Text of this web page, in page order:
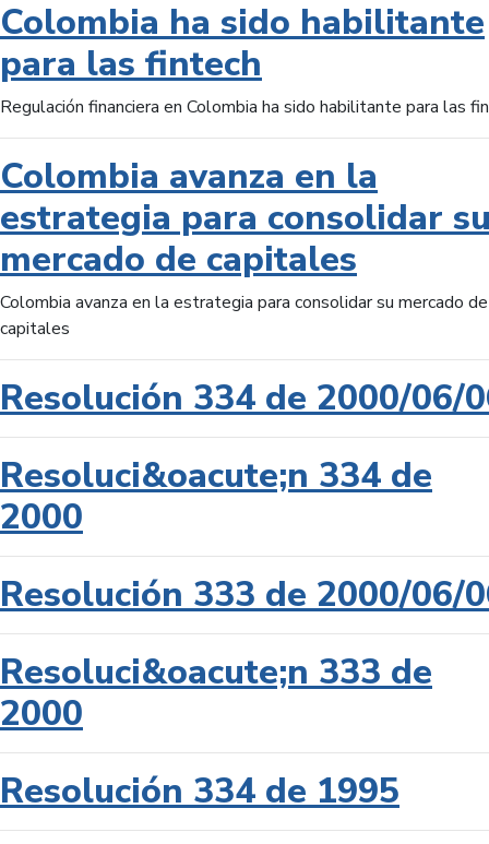
Colombia ha sido habilitante
para las fintech
Regulación financiera en Colombia ha sido habilitante para las
Colombia avanza en la
estrategia para consolidar
mercado de capitales
Colombia avanza en la estrategia para consolidar su mercado de
capitales
Resolución 334 de 2000/06/
Resoluci&oacute;n 334 de
2000
Resolución 333 de 2000/06/
Resoluci&oacute;n 333 de
2000
Resolución 334 de 1995